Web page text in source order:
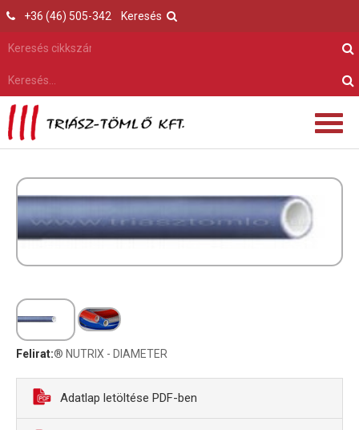
Keresés
+36 (46) 505-342
Felirat:® NUTRIX - DIAMETER
Adatlap letöltése PDF-ben